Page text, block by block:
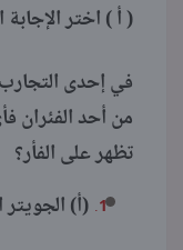
( أ ) اختر
في إحدى التجارب
من أحد الفئران
تظهر على الفأر؟
(أ)